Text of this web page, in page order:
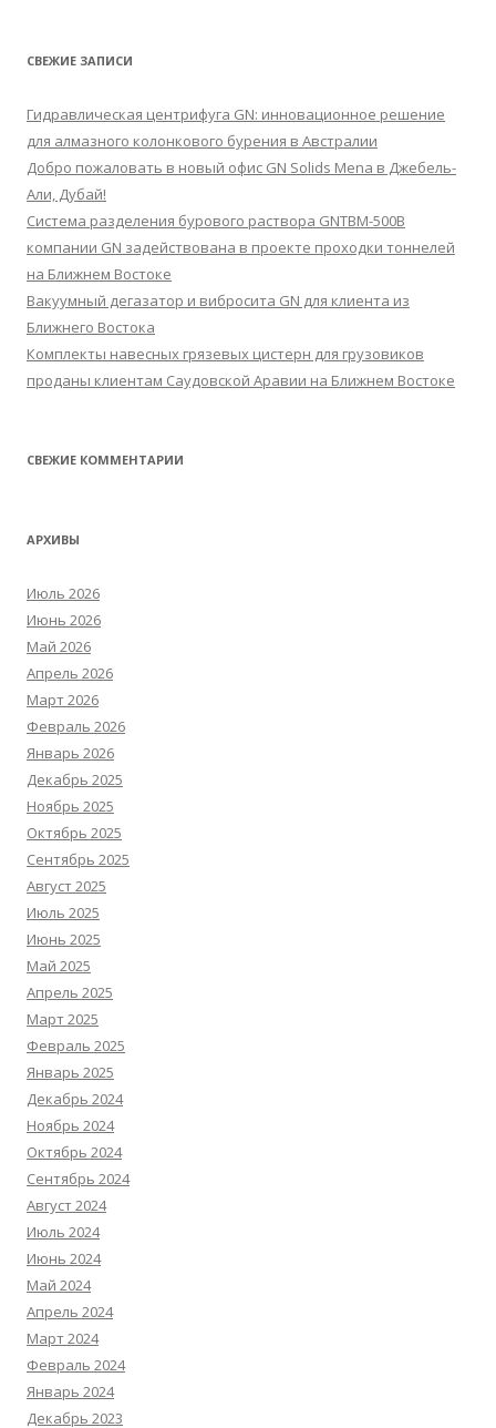
СВЕЖИЕ ЗАПИСИ
Гидравлическая центрифуга GN: инновационное решение
для алмазного колонкового бурения в Австралии
Добро пожаловать в новый офис GN Solids Mena в Джебель-
Али, Дубай!
Система разделения бурового раствора GNTBM-500B
компании GN задействована в проекте проходки тоннелей
на Ближнем Востоке
Вакуумный дегазатор и вибросита GN для клиента из
Ближнего Востока
Комплекты навесных грязевых цистерн для грузовиков
проданы клиентам Саудовской Аравии на Ближнем Востоке
СВЕЖИЕ КОММЕНТАРИИ
АРХИВЫ
Июль 2026
Июнь 2026
Май 2026
Апрель 2026
Март 2026
Февраль 2026
Январь 2026
Декабрь 2025
Ноябрь 2025
Октябрь 2025
Сентябрь 2025
Август 2025
Июль 2025
Июнь 2025
Май 2025
Апрель 2025
Март 2025
Февраль 2025
Январь 2025
Декабрь 2024
Ноябрь 2024
Октябрь 2024
Сентябрь 2024
Август 2024
Июль 2024
Июнь 2024
Май 2024
Апрель 2024
Март 2024
Февраль 2024
Январь 2024
Декабрь 2023